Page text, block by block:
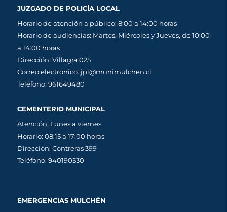
JUZGADO DE POLICÍA LOCAL
Horario de atención a público: 8:00 a 14:00 horas
Horario de audiencias: Martes, Miércoles y Jueves, de 10:00
a 14:00 horas
Dirección: Villagra 025
Correo electrónico: jpl@munimulchen.cl
Teléfono: 961649480
CEMENTERIO MUNICIPAL
Atención: Lunes a viernes
Horario: 08:15 a 17:00 horas
Dirección: Contreras 399
Teléfono: 940190530
EMERGENCIAS MULCHÉN